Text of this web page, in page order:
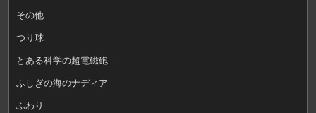
その他
つり球
とある科学の超電磁砲
ふしぎの海のナディア
ふわり